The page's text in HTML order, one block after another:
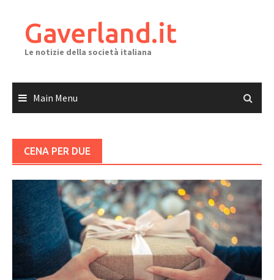
contentGaverland.it
Le notizie della società italiana
Main Menu
CENA PER DUE